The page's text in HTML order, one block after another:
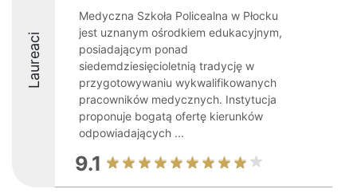
Laureaci
Medyczna Szkoła Policealna w Płocku
jest uznanym ośrodkiem edukacyjnym,
posiadającym ponad
siedemdziesięcioletnią tradycję w
przygotowywaniu wykwalifikowanych
pracowników medycznych. Instytucja
proponuje bogatą ofertę kierunków
odpowiadających ...
9.1